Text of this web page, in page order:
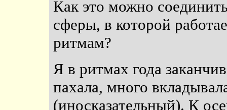
Как это можно
сферы, в которой
ритмам?
Я в ритмах года
пахала, много
(иносказательный). К